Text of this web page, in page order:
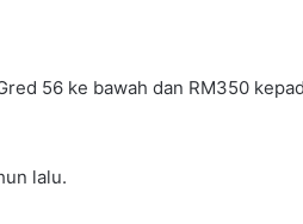
56 ke bawah dan RM350
lalu.